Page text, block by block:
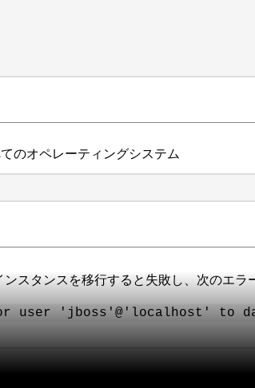
のオペレーティングシステム
スタンスを移行すると失敗し、次のエラ
user 'jboss'@'localhost' to